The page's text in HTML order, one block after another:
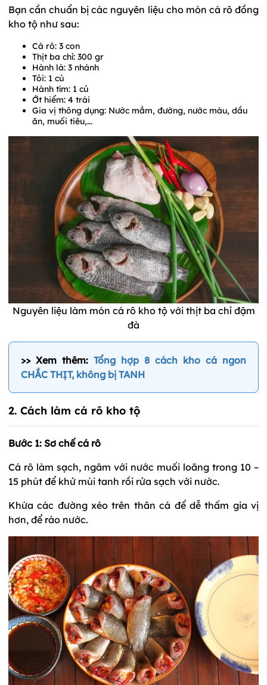
Bạn cần chuẩn bị các nguyên liệu cho món cá rô đồng
kho tộ như sau:
Cá rô: 3 con
Thịt ba chỉ: 300 gr
Hành lá: 3 nhánh
Tỏi: 1 củ
Hành tím: 1 củ
Ớt hiểm: 4 trái
Gia vị thông dụng: Nước mắm, đường, nước màu, dầu
ăn, muối tiêu,...
Nguyên liệu làm món cá rô kho tộ với thịt ba chỉ đậm
đà
>> Xem thêm: Tổng hợp 8 cách kho cá ngon
CHẮC THỊT, không bị TANH
2. Cách làm cá rô kho tộ
Bước 1: Sơ chế cá rô
Cá rô làm sạch, ngâm với nước muối loãng trong 10 –
15 phút để khử mùi tanh rồi rửa sạch với nước.
Khứa các đường xéo trên thân cá để dễ thấm gia vị
hơn, để ráo nước.